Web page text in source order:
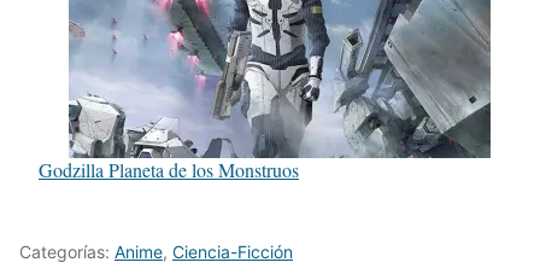
Godzilla Planeta de los Monstruos
Categorías: Anime, Ciencia-Ficción